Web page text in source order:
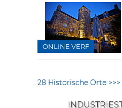
ONLINE VERF
28 Historische Orte >>>